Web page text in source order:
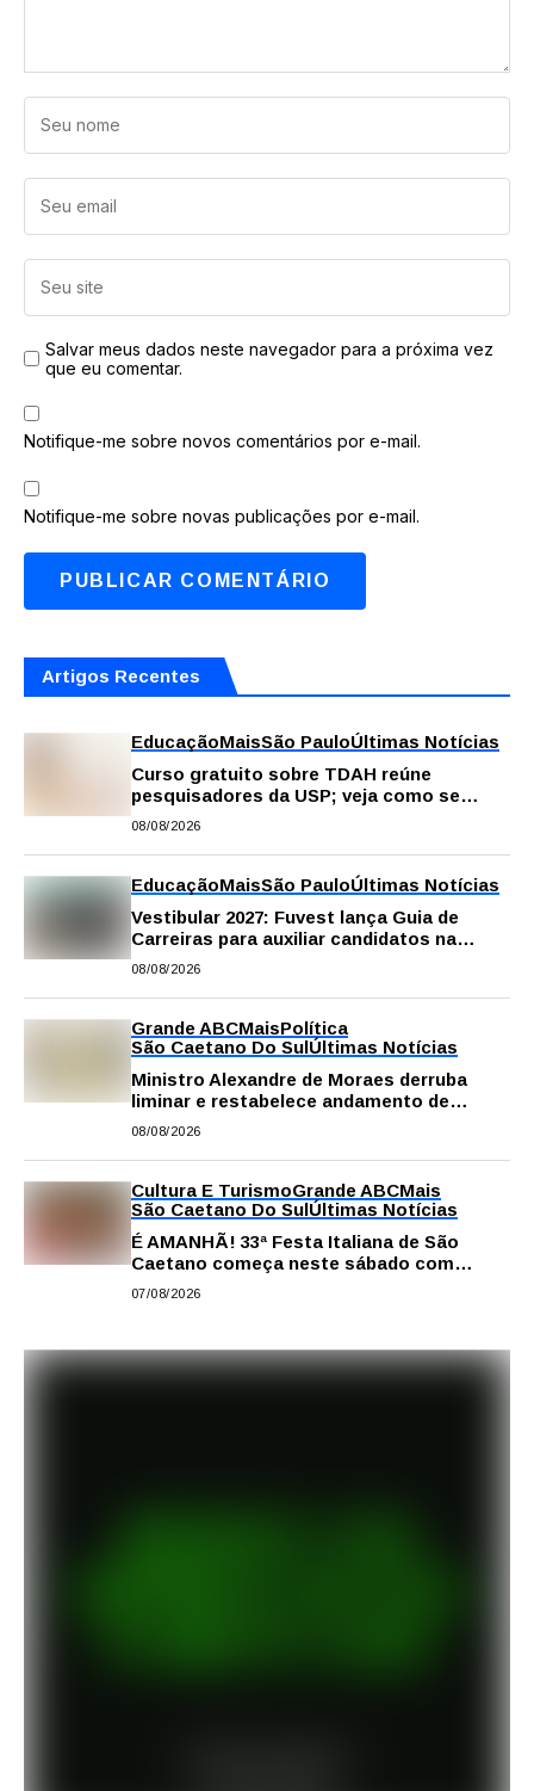
Salvar meus dados neste navegador para a próxima vez
que eu comentar.
Notifique-me sobre novos comentários por e-mail.
Notifique-me sobre novas publicações por e-mail.
Artigos Recentes
EducaçãoMaisSão PauloÚltimas Notícias
Curso gratuito sobre TDAH reúne
pesquisadores da USP; veja como se
inscrever
08/08/2026
EducaçãoMaisSão PauloÚltimas Notícias
Vestibular 2027: Fuvest lança Guia de
Carreiras para auxiliar candidatos na
escolha da profissão
08/08/2026
Grande ABCMaisPolítica
São Caetano Do SulÚltimas Notícias
Ministro Alexandre de Moraes derruba
liminar e restabelece andamento de
comissão processante contra vereador
08/08/2026
Cultura E TurismoGrande ABCMais
São Caetano Do SulÚltimas Notícias
É AMANHÃ! 33ª Festa Italiana de São
Caetano começa neste sábado com
gastronomia, música e solidariedade
07/08/2026